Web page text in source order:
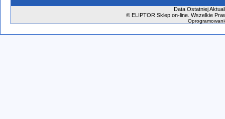
Data Ostatniej
©ELIPTOR Sklep on-line. Wszelkie